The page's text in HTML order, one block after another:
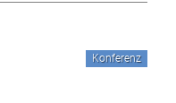
Konferenz